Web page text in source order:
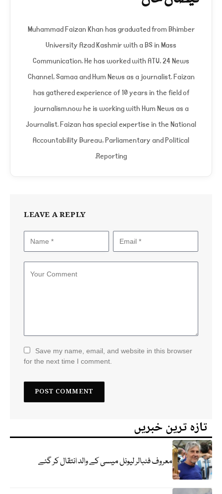
Muhammad Faizan Khan has graduated from Bhimber
University Azad Kashmir with a BS in Mass
Communication. He has worked with ATV, 24 News
Channel, Samaa and Hum News as a journalist. Faizan
has gathered experience of 10 years in the field of
journalism.now he is working with Hum News as a
Journalist. Faizan has special expertise in the National
Accountability Bureau, Parliamentary and Political
Reporting.
LEAVE A REPLY
Save my name, email, and website in this browser
for the next time I comment.
تازہ ترین خبریں
معروف فٹبالر لیونل میسی کے والد انتقال کر گئے